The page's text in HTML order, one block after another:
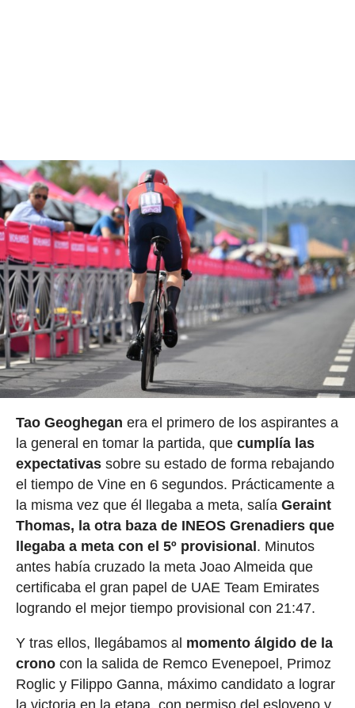
Tao Geoghegan era el primero de los aspirantes a
la general en tomar la partida, que cumplía las
expectativassobre su estado de forma rebajando
el tiempo de Vine en 6 segundos. Prácticamente a
la misma vez que él llegaba a meta, salía Geraint
Thomas, la otra baza de INEOS Grenadiers que
llegaba a meta con el 5º provisional. Minutos
antes había cruzado la meta Joao Almeida que
certificaba el gran papel de UAE Team Emirates
logrando el mejor tiempo provisional con 21:47.
Y tras ellos, llegábamos al momento álgido de la
cronocon la salida de Remco Evenepoel, Primoz
Roglic y Filippo Ganna, máximo candidato a lograr
la victoria en la etapa, con permiso del esloveno y